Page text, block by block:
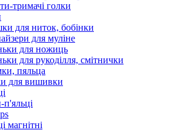
тримачі голки
для ниток, бобінки
для муліне
для ножиць
для рукоділля, смітнички
пяльца
для вишивки
магнітні